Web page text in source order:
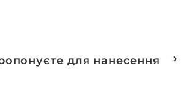
для нанесення